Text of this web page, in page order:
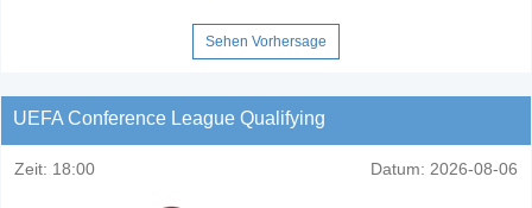
Sehen Vorhersage
UEFA Conference League Qualifying
Zeit: 18:00 Datum: 2026-08-06